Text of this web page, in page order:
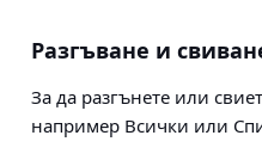
Разгъване и
За да разгънете или
например Всички или